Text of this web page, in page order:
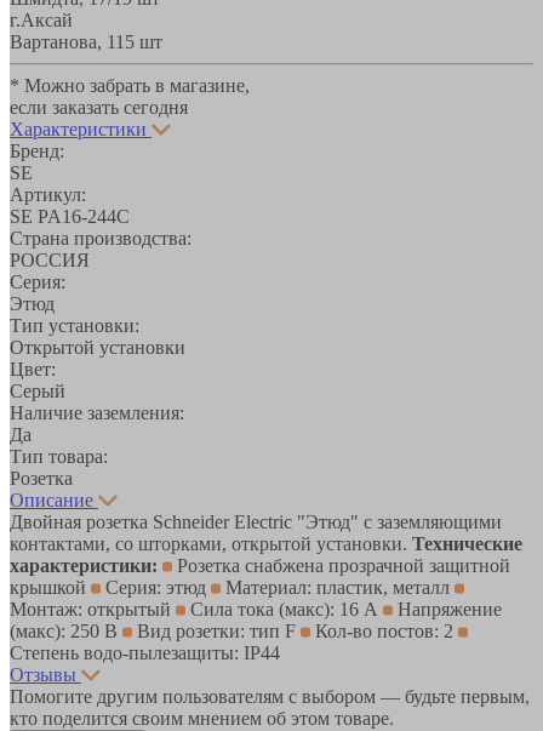
г.Аксай
Вартанова, 11 5 шт
* Можно забрать в магазине,
если заказать сегодня
Характеристики
Бренд:
SE
Артикул:
SE PA16-244C
Страна производства:
РОССИЯ
Серия:
Этюд
Тип установки:
Открытой установки
Цвет:
Серый
Наличие заземления:
Да
Тип товара:
Розетка
Описание
Двойная розетка Schneider Electric "Этюд" с заземляющими
контактами, со шторками, открытой установки. Технические
характеристики:
Розетка снабжена прозрачной защитной
крышкой
Серия: этюд
Материал: пластик, металл
Монтаж: открытый
Сила тока (макс): 16 А
Напряжение
(макс): 250 В
Вид розетки: тип F
Кол-во постов: 2
Степень водо-пылезащиты: IP44
Отзывы
Помогите другим пользователям с выбором — будьте первым,
кто поделится своим мнением об этом товаре.